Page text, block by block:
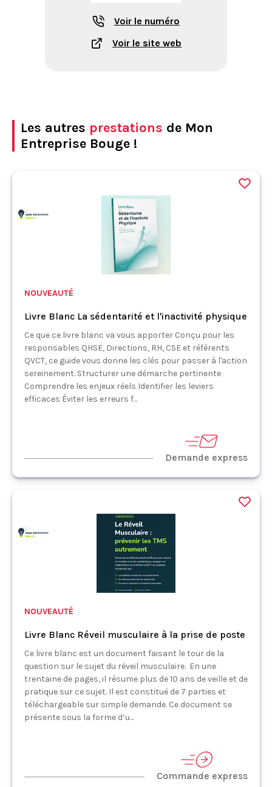
Voir le numéro
Voir le site web
Les autres prestations de Mon
Entreprise Bouge !
NOUVEAUTÉ
Livre Blanc La sédentarité et l'inactivité physique
Ce que ce livre blanc va vous apporter Conçu pour les
responsables QHSE, Directions, RH, CSE et référents
QVCT, ce guide vous donne les clés pour passer à l'action
sereinement. Structurer une démarche pertinente
Comprendre les enjeux réels Identifier les leviers
efficaces Éviter les erreurs f...
Demande express
NOUVEAUTÉ
Livre Blanc Réveil musculaire à la prise de poste
Ce livre blanc est un document faisant le tour de la
question sur le sujet du réveil musculaire. En une
trentaine de pages, il résume plus de 10 ans de veille et de
pratique sur ce sujet. Il est constitué de 7 parties et
téléchargeable sur simple demande. Ce document se
présente sous la forme d’u...
Commande express